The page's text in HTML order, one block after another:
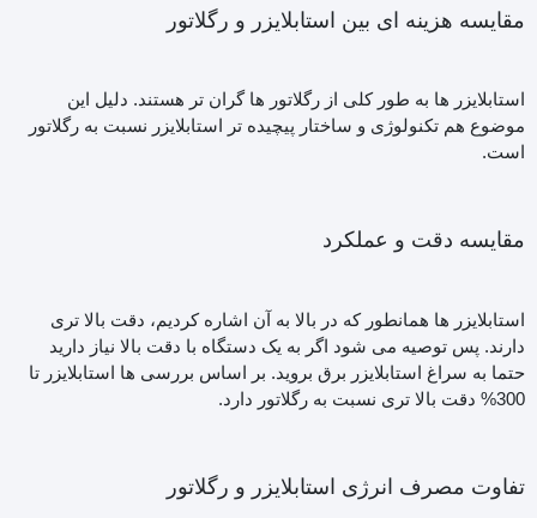
مقایسه هزینه ای بین استابلایزر و رگلاتور
استابلایزر ها به طور کلی از رگلاتور ها گران تر هستند. دلیل این
موضوع هم تکنولوژی و ساختار پیچیده تر استابلایزر نسبت به رگلاتور
است.
مقایسه دقت و عملکرد
استابلایزر ها همانطور که در بالا به آن اشاره کردیم، دقت بالا تری
دارند. پس توصیه می شود اگر به یک دستگاه با دقت بالا نیاز دارید
حتما به سراغ استابلایزر برق بروید. بر اساس بررسی ها استابلایزر تا
300% دقت بالا تری نسبت به رگلاتور دارد.
تفاوت مصرف انرژی استابلایزر و رگلاتور